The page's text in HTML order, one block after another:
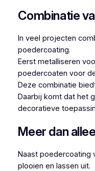
Combinatie
In veel projecten
poedercoating.
Eerst metalliseren
poedercoaten voor
Deze combinatie
Daarbij komt dat het
decoratieve
Meer dan
Naast poedercoating
plooien en lassen uit.